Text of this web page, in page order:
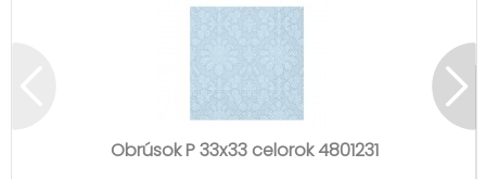
Obrúsok P 33x33 celorok 4801231